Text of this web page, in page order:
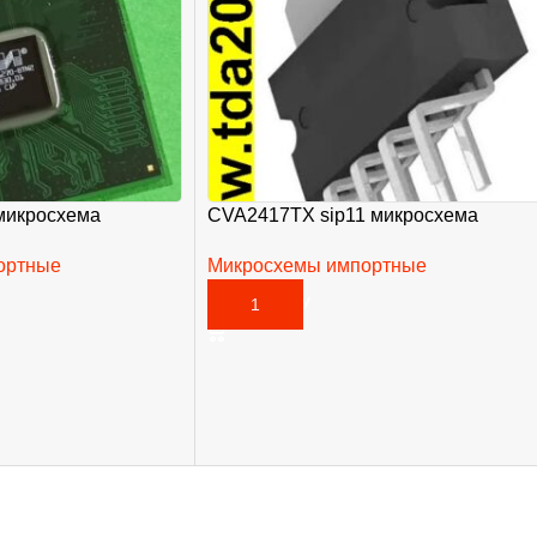
CVA2417TX sip11 микросхема
Микросхемы импортные
В КОРЗИНУ